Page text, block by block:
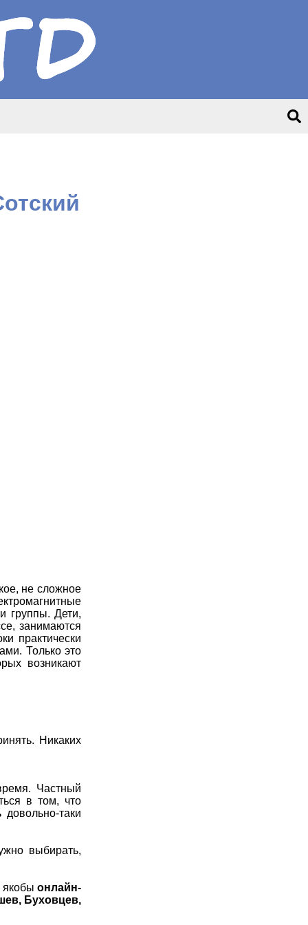
не сложное
группы. Дети,
занимаются
практически
Только это
возникают
Никаких
Частный
в том, что
таки
выбирать,
якобыонлайн-
Буховцев,